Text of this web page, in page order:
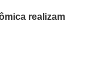
realizam